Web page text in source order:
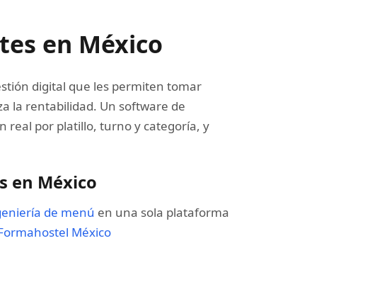
en México
digital que les permiten tomar
la rentabilidad. Un software de
real por platillo, turno y categoría, y
en México
de menú en una sola plataforma
México